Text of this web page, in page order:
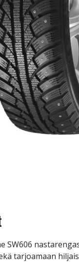
SW606
tarjoamaan